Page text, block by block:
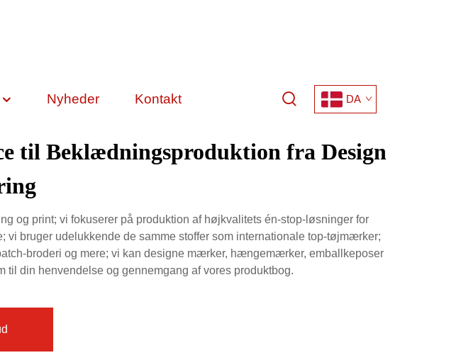
Nyheder Kontakt DA
til Beklædningsproduktion fra Design
og print; vi fokuserer på produktion af højkvalitets én-stop-løsninger for
bruger udelukkende de samme stoffer som internationale top-tøjmærker;
broderi og mere; vi kan designe mærker, hængemærker, emballkeposer
til din henvendelse og gennemgang af vores produktbog.